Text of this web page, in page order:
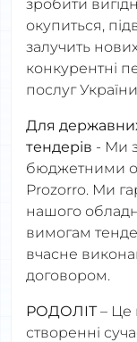
зробити
окупиться,
залучить
конкурентні
послуг
Для
тендерів - Ми
бюджетними
Prozorro. Ми
нашого
вимогам
вчасне
договором.
РОДОЛІТ– Це
створенні